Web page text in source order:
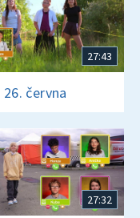
27:43
26. června
27:32